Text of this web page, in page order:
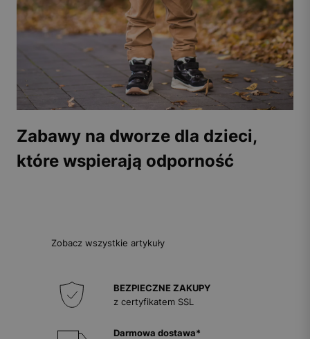
Zabawy na dworze dla dzieci,
które wspierają odporność
Zobacz wszystkie artykuły
BEZPIECZNE ZAKUPY
z certyfikatem SSL
Darmowa dostawa*